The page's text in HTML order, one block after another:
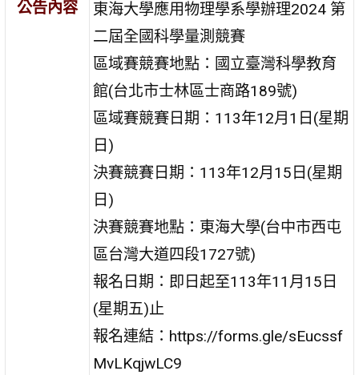
公告內容
東海大學應用物理學系學辦理2024 第
二屆全國科學量測競賽
區域賽競賽地點：國立臺灣科學教育
館(台北市士林區士商路189號)
區域賽競賽日期：113年12月1日(星期
日)
決賽競賽日期：113年12月15日(星期
日)
決賽競賽地點：東海大學(台中市西屯
區台灣大道四段1727號)
報名日期：即日起至113年11月15日
(星期五)止
報名連結：https://forms.gle/sEucssf
MvLKqjwLC9